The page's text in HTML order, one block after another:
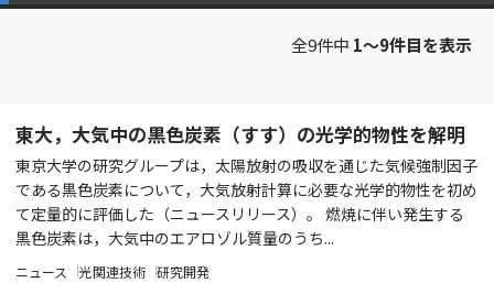
全9件中 1〜9件目を表示
東大，大気中の黒色炭素（すす）の光学的物性を解明
東京大学の研究グループは，太陽放射の吸収を通じた気候強制因子
である黒色炭素について，大気放射計算に必要な光学的物性を初め
て定量的に評価した（ニュースリリース）。 燃焼に伴い発生する
黒色炭素は，大気中のエアロゾル質量のうち...
ニュース 光関連技術 研究開発